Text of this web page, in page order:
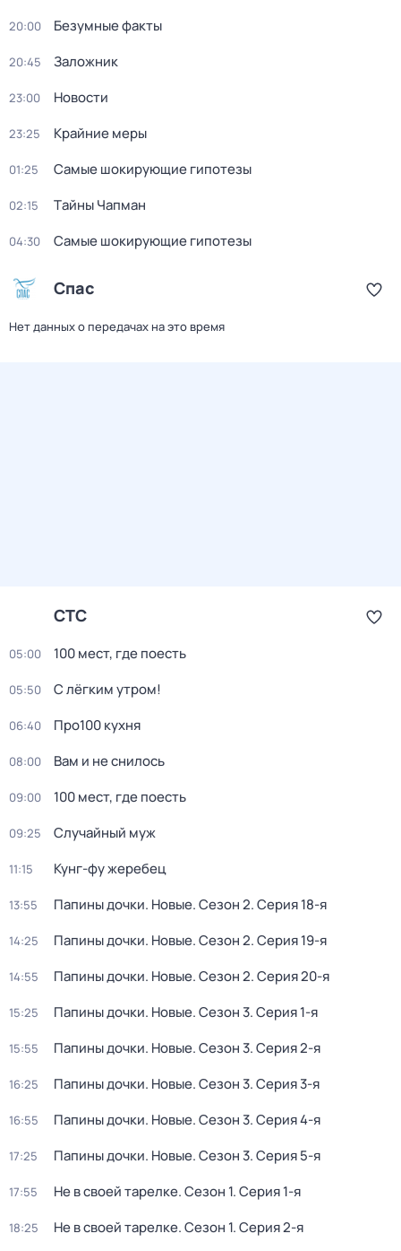
20:00 Безумные факты
20:45 Заложник
23:00 Новости
23:25 Крайние меры
01:25 Самые шoкиpующие гипотезы
02:15 Тaйны Чапман
04:30 Самые шoкиpующие гипотезы
Спас
Нет данных о передачах на это время
СТС
05:00 100 мест, где поесть
05:50 С лёгким утром!
06:40 Про100 кухня
08:00 Вам и не снилось
09:00 100 мест, где поесть
09:25 Случайный муж
11:15 Кунг-фу жеребец
13:55 Папины дочки. Новые. Сезон 2. Серия 18-я
14:25 Папины дочки. Новые. Сезон 2. Серия 19-я
14:55 Папины дочки. Новые. Сезон 2. Серия 20-я
15:25 Папины дочки. Новые. Сезон 3. Серия 1-я
15:55 Папины дочки. Новые. Сезон 3. Серия 2-я
16:25 Папины дочки. Новые. Сезон 3. Серия 3-я
16:55 Папины дочки. Новые. Сезон 3. Серия 4-я
17:25 Папины дочки. Новые. Сезон 3. Серия 5-я
17:55 Не в своей тарелке. Сезон 1. Серия 1-я
18:25 Не в своей тарелке. Сезон 1. Серия 2-я